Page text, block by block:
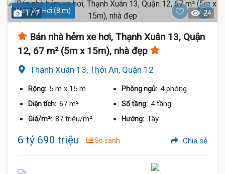
Hẻm Xe Hơi (8 m)
1 / 7 24
Bán nhà hẻm xe hơi, Thạnh Xuân 13, Quận
12, 67 m² (5m x 15m), nhà đẹp
Thạnh Xuân 13, Thới An, Quận 12
Rộng: 5 m x 15 m Phòng ngủ: 4 phòng
Diện tích: 67 m² Số tầng: 4 tầng
Giá/m²: 87 triệu/m² Hướng: Tây
6 tỷ 690 triệu So sánh Chia sẻ